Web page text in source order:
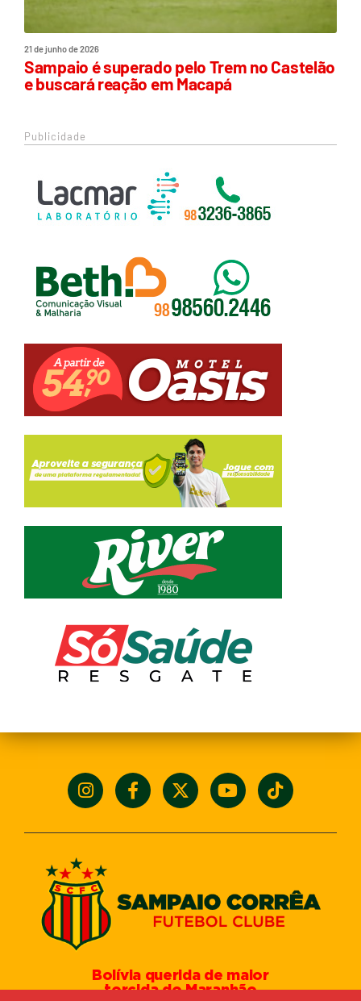
21 de junho de 2026
Sampaio é superado pelo Trem no Castelão
e buscará reação em Macapá
Publicidade
Bolívia querida de maior
torcida do Maranhão